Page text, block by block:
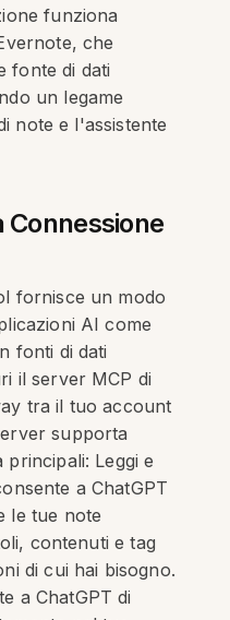
funziona
che
fonte di dati
un legame
note e l'assistente
Connessione
fornisce un modo
AI come
fonti di dati
il server MCP di
tra il tuo account
supporta
Leggi e
a ChatGPT
le tue note
contenuti e tag
di cui hai bisogno.
a ChatGPT di